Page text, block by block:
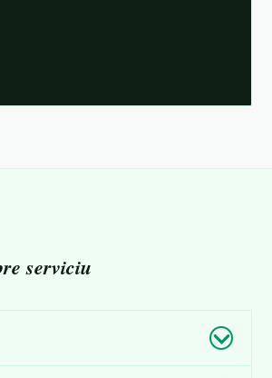
serviciu